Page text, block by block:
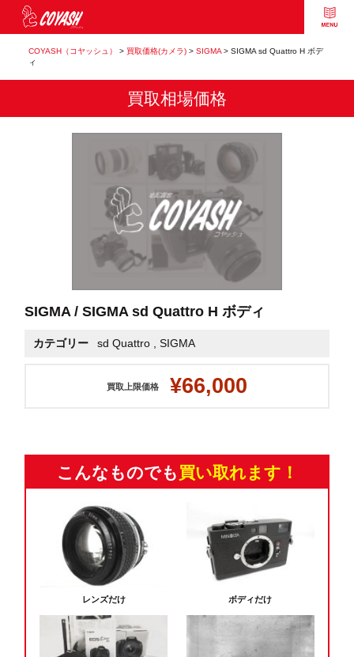
COYASH（コヤッシュ） > 買取価格(カメラ)> SIGMA> SIGMA sd Quattro H ボデ
ィ
買取相場価格
SIGMA / SIGMA sd Quattro H ボディ
カテゴリー sd Quattro SIGMA
買取上限価格 ¥66,000
こんなものでも 買い取れます！
レンズだけ ボディだけ